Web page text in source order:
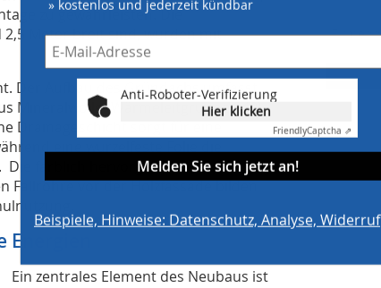
zu gewährleisten. Die
2,5 Meter breit sind, wurden mit
Der Aufbau des Gründachs umfasst
Mineralwolle (Wärmeleitgruppe 040),
Drainageschicht sorgt für eine
eine wurzelfeste Folie die
farblich hervorgehobenen
Fallrohre vor der Holzfassade bilden
Ein zentrales Element des Neubaus ist
» kostenlos und jederzeit kündbar
Anti-Roboter-Verifizierung
Hier klicken
FriendlyCaptcha ⇗
Melden Sie sich jetzt an!
Beispiele, Hinweise: Datenschutz, Analyse, Widerruf